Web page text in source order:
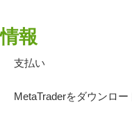
情報
支払い
MetaTraderをダウンロー